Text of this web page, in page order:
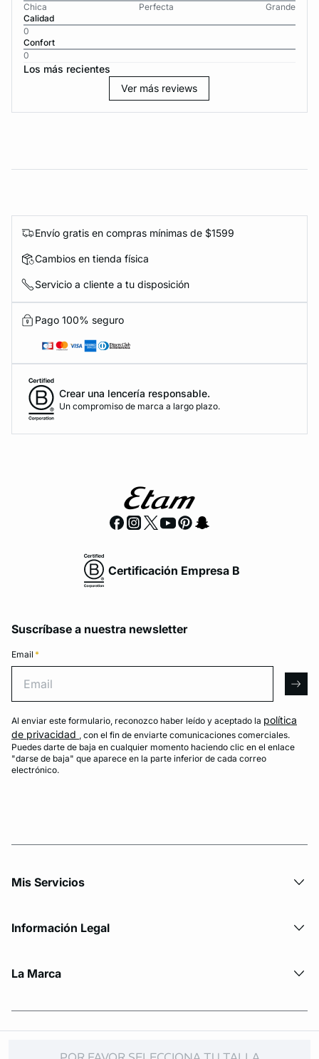
Chica
Perfecta
Grande
Calidad
0
Confort
0
Los más recientes
Ver más reviews
Envío gratis en compras mínimas de $1599
Cambios en tienda física
Servicio a cliente a tu disposición
Pago 100% seguro
Crear una lencería responsable.
Un compromiso de marca a largo plazo.
Certificación Empresa B
Suscríbase a nuestra newsletter
Email *
Al enviar este formulario, reconozco haber leído y aceptado la política
de privacidad , con el fin de enviarte comunicaciones comerciales.
Puedes darte de baja en cualquier momento haciendo clic en el enlace
"darse de baja" que aparece en la parte inferior de cada correo
electrónico.
Mis Servicios
Información Legal
La Marca